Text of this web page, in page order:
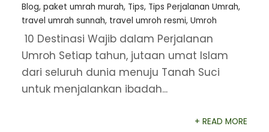
Blog, paket umrah murah, Tips, Tips Perjalanan Umrah,
travel umrah sunnah, travel umroh resmi, Umroh
10 Destinasi Wajib dalam Perjalanan
Umroh Setiap tahun, jutaan umat Islam
dari seluruh dunia menuju Tanah Suci
untuk menjalankan ibadah...
+ READ MORE